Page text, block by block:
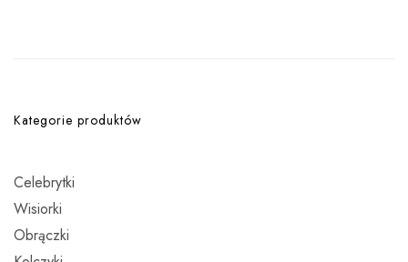
Kategorie produktów
Celebrytki
Wisiorki
Obrączki